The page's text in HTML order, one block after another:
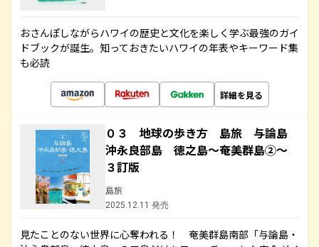
おさんぽしながらハワイの歴史と文化を楽しく学ぶ最強のガイ
ドブックが誕生。知っておきたいハワイの年表やキーワード集
も必読
詳細を見る
０３ 地球の歩き方 島旅 与論島
沖永良部島 徳之島～奄美群島②～
３訂版
島旅
2025.12.11 発売
見たことのない世界に心奪われる！ 奄美群島南部「与論島・